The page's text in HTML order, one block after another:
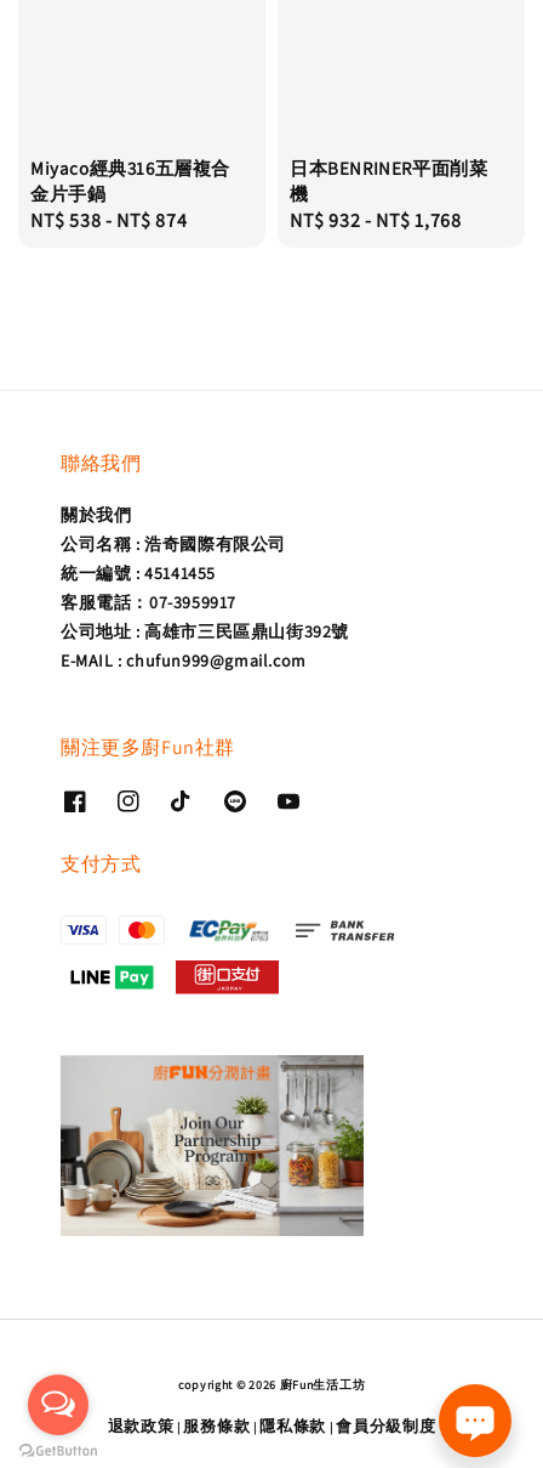
Miyaco經典316五層複合
金片手鍋
Regular
NT$ 538- NT$ 874
日本BENRINER平面削菜
機
Regular
NT$ 932- NT$ 1,768
聯絡我們
關於我們
公司名稱 : 浩奇國際有限公司
統一編號 : 45141455
客服電話：07-3959917
公司地址 : 高雄市三民區鼎山街392號
E-MAIL : chufun999@gmail.com
關注更多廚Fun社群
支付方式
copyright © 2026 廚Fun生活工坊
退款政策 | 服務條款 | 隱私條款 |會員分級制度